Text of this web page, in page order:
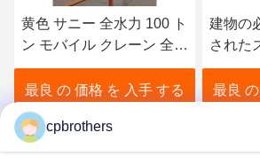
建物の必要のために設置
されたズームリオングリ
ーン全舗装移動クレーン
トラック
最良 の 価格 を 入手 する
80
ン
態
最
cpbrothers